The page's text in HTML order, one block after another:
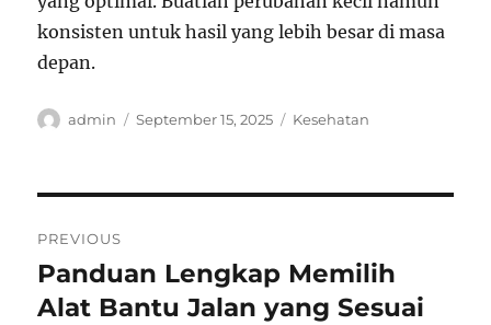
konsisten untuk hasil yang lebih besar di masa
depan.
Author
admin
Posted
September 15, 2025 Categories
Kesehatan
navigation
PREVIOUS
Previous
post:
Panduan Lengkap Memilih
Alat Bantu Jalan yang Sesuai